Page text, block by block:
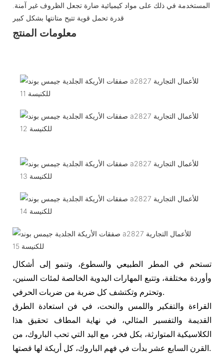
المستخدمة في ذلك على مواد كيميائية ضارة تجعل الظروف غير آمنة.
قدرة تحمل قوية تتيح متانتها بشكل كبير
معلومات المنتج
تستحم في المطر الطبيعي والسطوع، وتنمو إلى أشكال
وأوردة مختلفة، وتتبع المهارات اليدوية الخالصة لمئات السنين،
وتحترم وتكتشف كل ضربة من ضربات الحرفي.
القراءة والتفكير واللمس والنحت، في فن استعادة الطرق
القديمة والتفسير المثالي، في نهاية المطاف تحقيق هذا
الكلاسيكية المتوارثة، بكل فخر، مع اليد التي تحب الباروك، من
القرن السابع عشر بدأت في فهم الباروك، كل أريكة لها قصتها.